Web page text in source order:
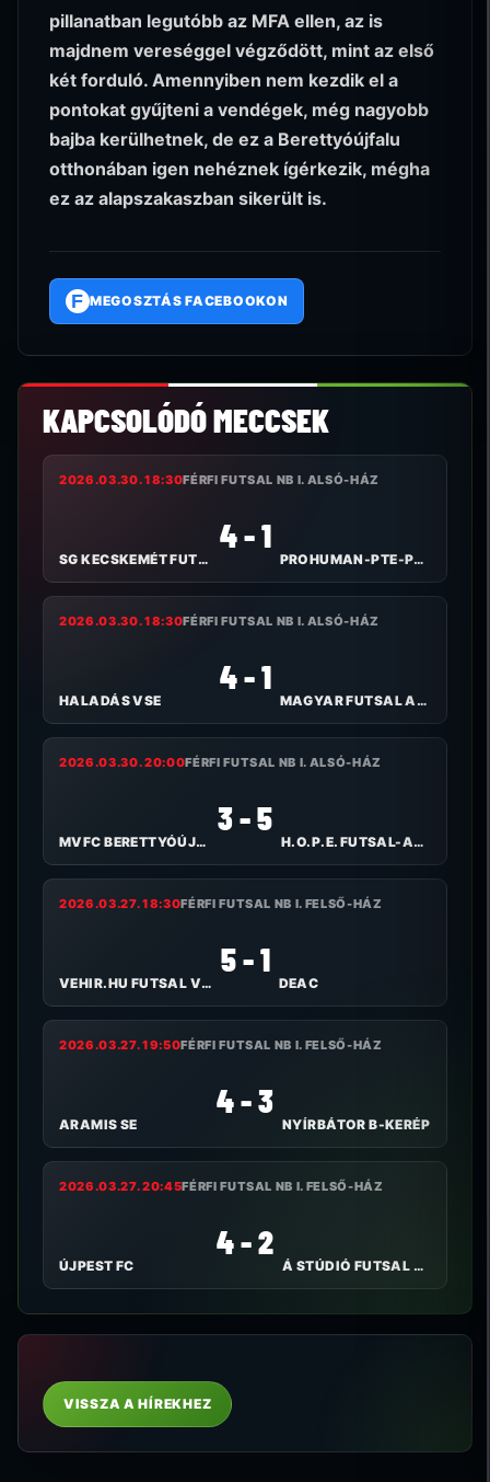
pillanatban legutóbb az MFA ellen, az is
majdnem vereséggel végződött, mint az első
két forduló. Amennyiben nem kezdik el a
pontokat gyűjteni a vendégek, még nagyobb
bajba kerülhetnek, de ez a Berettyóújfalu
otthonában igen nehéznek ígérkezik, mégha
ez az alapszakaszban sikerült is.
F MEGOSZTÁS FACEBOOKON
KAPCSOLÓDÓ MECCSEK
2026.03.30. 18:30FÉRFI FUTSAL NB I. ALSÓ-HÁZ
SG KECSKEMÉT FUTSAL
4 - 1
PROHUMAN-PTE-PEAC
2026.03.30. 18:30FÉRFI FUTSAL NB I. ALSÓ-HÁZ
HALADÁS VSE
4 - 1
MAGYAR FUTSAL AKADÉMIA
2026.03.30. 20:00FÉRFI FUTSAL NB I. ALSÓ-HÁZ
MVFC BERETTYÓÚJFALU
3 - 5
H.O.P.E. FUTSAL-ALPASSPORT
2026.03.27. 18:30FÉRFI FUTSAL NB I. FELSŐ-HÁZ
VEHIR.HU FUTSAL VESZPRÉM
5 - 1
DEAC
2026.03.27. 19:50FÉRFI FUTSAL NB I. FELSŐ-HÁZ
ARAMIS SE
4 - 3
NYÍRBÁTOR B-KERÉP
2026.03.27. 20:45FÉRFI FUTSAL NB I. FELSŐ-HÁZ
ÚJPEST FC
4 - 2
Á STÚDIÓ FUTSAL NYÍREGYHÁZA
VISSZA A HÍREKHEZ